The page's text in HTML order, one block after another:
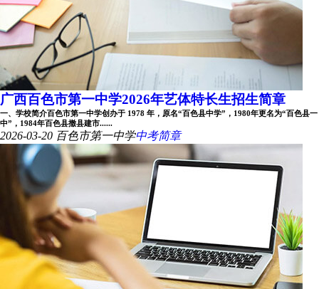
广西百色市第一中学2026年艺体特长生招生简章
一、学校简介百色市第一中学创办于 1978 年，原名“百色县中学”，1980年更名为“百色县一
中”，1984年百色县撤县建市......
2026-03-20 百色市第一中学中考简章